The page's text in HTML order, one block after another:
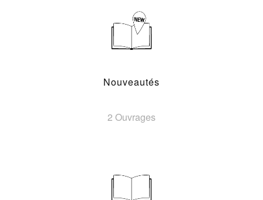
Nouveautés
2 Ouvrages